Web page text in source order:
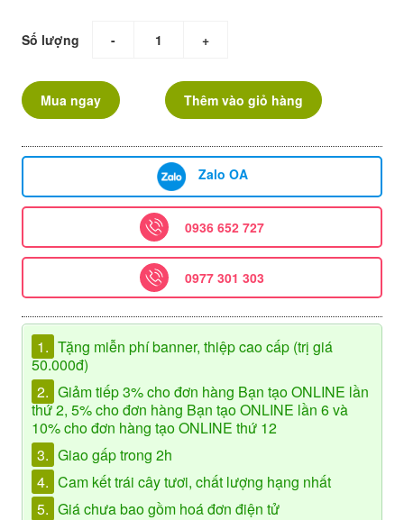
Số lượng - +
Mua ngay Thêm vào giỏ hàng
Zalo OA
0936 652 727
0977 301 303
1. Tặng miễn phí banner, thiệp cao cấp (trị giá
50.000đ)
2. Giảm tiếp 3% cho đơn hàng Bạn tạo ONLINE lần
thứ 2, 5% cho đơn hàng Bạn tạo ONLINE lần 6 và
10% cho đơn hàng tạo ONLINE thứ 12
3. Giao gấp trong 2h
4. Cam kết trái cây tươi, chất lượng hạng nhất
5. Giá chưa bao gồm hoá đơn điện tử